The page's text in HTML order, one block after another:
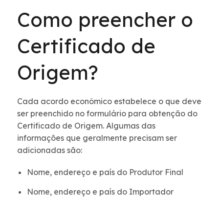
Como preencher o
Certificado de
Origem?
Cada acordo econômico estabelece o que deve
ser preenchido no formulário para obtenção do
Certificado de Origem. Algumas das
informações que geralmente precisam ser
adicionadas são:
Nome, endereço e país do Produtor Final
Nome, endereço e país do Importador